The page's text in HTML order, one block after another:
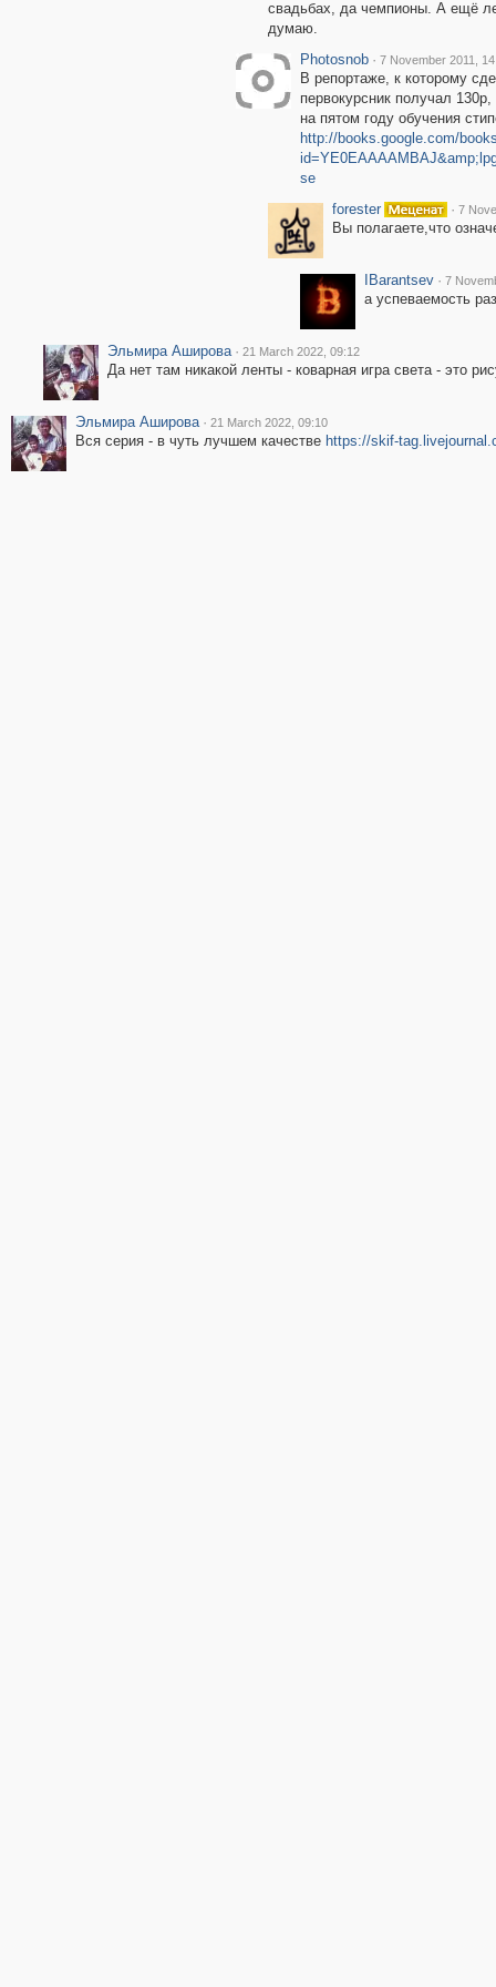
свадьбах, да чемпионы. А ещё
думаю.
Photosnob · 7 November 2011,
В репортаже, к которому
первокурсник получал
на пятом году обучения
http://books.google.com/
se
forester
· 7
Вы полагаете,что
IBarantsev · 7
а успеваемость
Эльмира Аширова · 21 March 2022, 09:12
Да нет там никакой ленты - коварная игра света - это
Эльмира Аширова · 21 March 2022, 09:10
Вся серия - в чуть лучшем качестве https://skif-